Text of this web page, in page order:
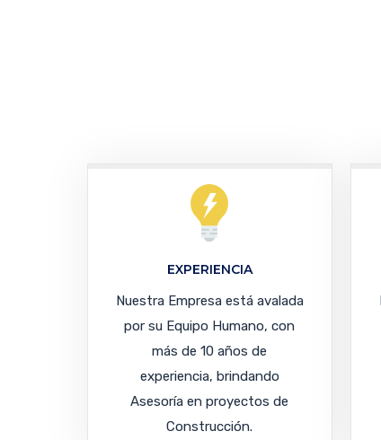
EXPERIENCIA
Nuestra Empresa está avalada
por su Equipo Humano, con
más de 10 años de
experiencia, brindando
Asesoría en proyectos de
Construcción.